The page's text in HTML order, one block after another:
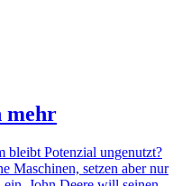
mehr
bleibt Poten­zial unge­nutzt?
Maschinen, setzen aber nur